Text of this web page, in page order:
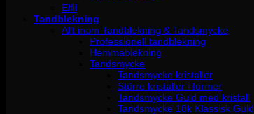
Elfil
Tandblekning
Allt inom Tandblekning & Tandsmycke
Professionell tandblekning
Hemmablekning
Tandsmycke
Tandsmycke kristaller
Större kristaller i former
Tandsmycke Guld med kristall
Tandsmycke 18k Klassisk Guld